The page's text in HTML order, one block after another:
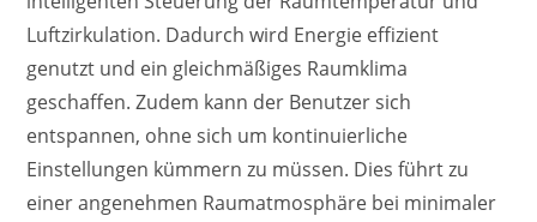
Luftzirkulation. Dadurch wird Energie effizient
genutzt und ein gleichmäßiges Raumklima
geschaffen. Zudem kann der Benutzer sich
entspannen, ohne sich um kontinuierliche
Einstellungen kümmern zu müssen. Dies führt zu
einer angenehmen Raumatmosphäre bei minimaler